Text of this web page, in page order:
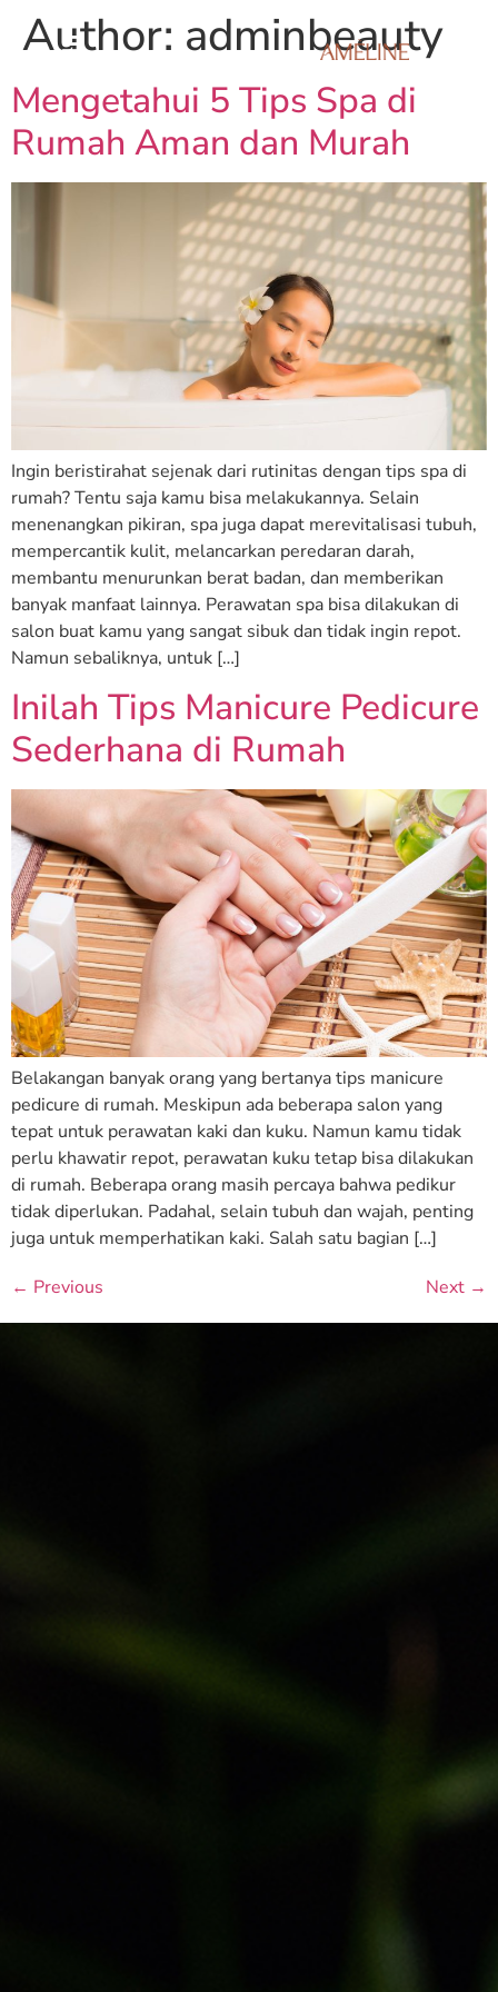
Author: adminbeauty
Mengetahui 5 Tips Spa di
Rumah Aman dan Murah
Ingin beristirahat sejenak dari rutinitas dengan tips spa di
rumah? Tentu saja kamu bisa melakukannya. Selain
menenangkan pikiran, spa juga dapat merevitalisasi tubuh,
mempercantik kulit, melancarkan peredaran darah,
membantu menurunkan berat badan, dan memberikan
banyak manfaat lainnya. Perawatan spa bisa dilakukan di
salon buat kamu yang sangat sibuk dan tidak ingin repot.
Namun sebaliknya, untuk […]
Inilah Tips Manicure Pedicure
Sederhana di Rumah
Belakangan banyak orang yang bertanya tips manicure
pedicure di rumah. Meskipun ada beberapa salon yang
tepat untuk perawatan kaki dan kuku. Namun kamu tidak
perlu khawatir repot, perawatan kuku tetap bisa dilakukan
di rumah. Beberapa orang masih percaya bahwa pedikur
tidak diperlukan. Padahal, selain tubuh dan wajah, penting
juga untuk memperhatikan kaki. Salah satu bagian […]
← Previous Next →